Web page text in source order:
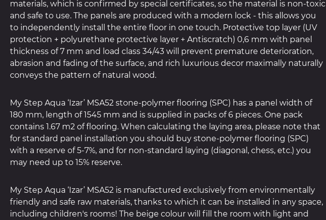
materials, which is confirmed by special certificates, so the material is non-toxic
and safe to use. The panels are produced with a modern lock - this allows you
to independently install the entire floor in one touch. Protective top layer (UV
protection + polyurethane protective layer + Antiscratch) 0,6 mm with panel
thickness of 7 mm and load class 34/43 will prevent premature deterioration,
abrasion and fading of the surface, and rich luxurious decor maximally naturally
conveys the pattern of natural wood.
My Step Aqua ‘Izar’ MSA52 stone-polymer flooring (SPC) has a panel width of
180 mm, length of 1545 mm and is supplied in packs of 6 pieces. One pack
contains 1.67 m2 of flooring. When calculating the laying area, please note that
for standard panel installation you should buy stone-polymer flooring (SPC)
with a reserve of 5-7%, and for non-standard laying (diagonal, chess, etc.) you
may need up to 15% reserve.
My Step Aqua ‘Izar’ MSA52 is manufactured exclusively from environmentally
friendly and safe raw materials, thanks to which it can be installed in any space,
including children's rooms! The beige colour will fill the room with light and